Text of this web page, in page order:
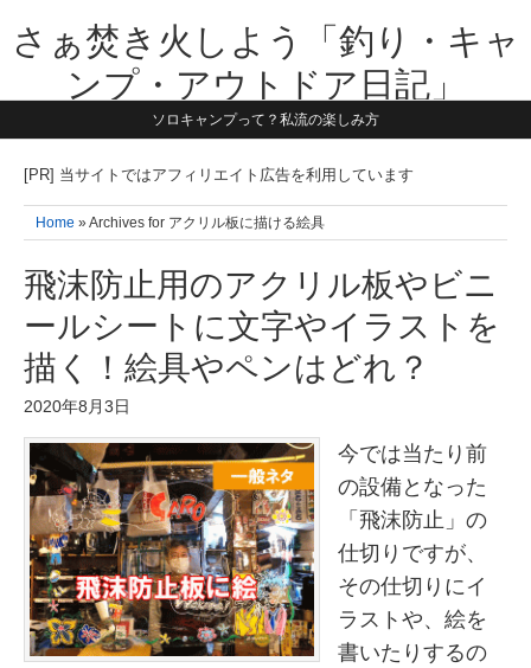
さぁ焚き火しよう「釣り・キャ
ンプ・アウトドア日記」
【テーマは子供と一緒に本気で遊ぶ】1981年うまれ・横浜在住。妻と3
す。同じ世代のお父さんに読んで頂けたら嬉しいです！よろしくお願い
ソロキャンプって？私流の楽しみ方
[PR] 当サイトではアフィリエイト広告を利用しています
Home » Archives for アクリル板に描ける絵具
飛沫防止用のアクリル板やビニ
ールシートに文字やイラストを
描く！絵具やペンはどれ？
2020年8月3日
今では当たり前
の設備となった
「飛沫防止」の
仕切りですが、
その仕切りにイ
ラストや、絵を
書いたりするの